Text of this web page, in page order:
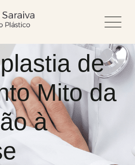
de
Mito da
à